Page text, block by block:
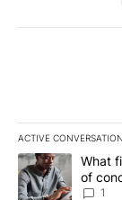
ACTIVE
The following is
A trendingWhat
of
1